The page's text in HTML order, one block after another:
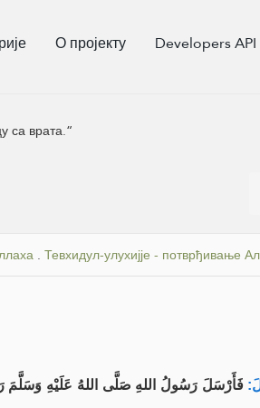
О пројекту Developers API
са врата.“
. Тевхидул-улухијје - потврђивање
فَأَرْسَلَ رَسُولُ اللهِ صَلَّى اللهُ عَلَيْهِ وَسَلَّمَ